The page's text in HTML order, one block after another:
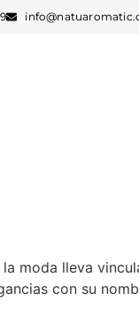
moda lleva
con su